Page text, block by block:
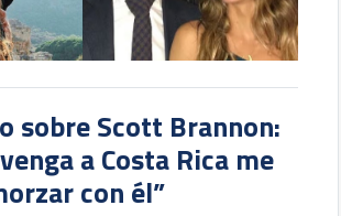
sobre Scott Brannon:
a Costa Rica me
con él”